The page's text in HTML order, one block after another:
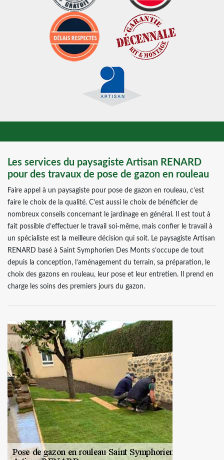
Les services du paysagiste Artisan RENARD
pour des travaux de pose de gazon en rouleau
Faire appel à un paysagiste pour pose de gazon en rouleau, c’est
faire le choix de la qualité. C’est aussi le choix de bénéficier de
nombreux conseils concernant le jardinage en général. Il est tout à
fait possible d’effectuer le travail soi-même, mais confier le travail à
un spécialiste est la meilleure décision qui soit. Le paysagiste Artisan
RENARD basé à Saint Symphorien Des Monts s’occupe de tout
depuis la conception, l’aménagement du terrain, sa préparation, le
choix des gazons en rouleau, leur pose et leur entretien. Il prend en
charge les soins des premiers jours du gazon.